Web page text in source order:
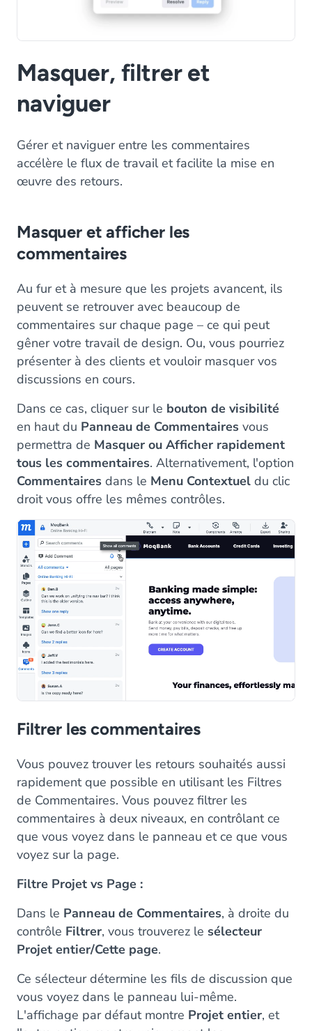
Masquer, filtrer et
naviguer
Gérer et naviguer entre les commentaires
accélère le flux de travail et facilite la mise en
œuvre des retours.
Masquer et afficher les
commentaires
Au fur et à mesure que les projets avancent, ils
peuvent se retrouver avec beaucoup de
commentaires sur chaque page – ce qui peut
gêner votre travail de design. Ou, vous pourriez
présenter à des clients et vouloir masquer vos
discussions en cours.
Dans ce cas, cliquer sur le bouton de visibilité
en haut du Panneau de Commentaires vous
permettra de Masquer ou Afficher rapidement
tous les commentaires. Alternativement, l'option
Commentaires dans le Menu Contextuel du clic
droit vous offre les mêmes contrôles.
Filtrer les commentaires
Vous pouvez trouver les retours souhaités aussi
rapidement que possible en utilisant les Filtres
de Commentaires. Vous pouvez filtrer les
commentaires à deux niveaux, en contrôlant ce
que vous voyez dans le panneau et ce que vous
voyez sur la page.
Filtre Projet vs Page :
Dans le Panneau de Commentaires, à droite du
contrôle Filtrer, vous trouverez le sélecteur
Projet entier/Cette page.
Ce sélecteur détermine les fils de discussion que
vous voyez dans le panneau lui-même.
L'affichage par défaut montre Projet entier, et